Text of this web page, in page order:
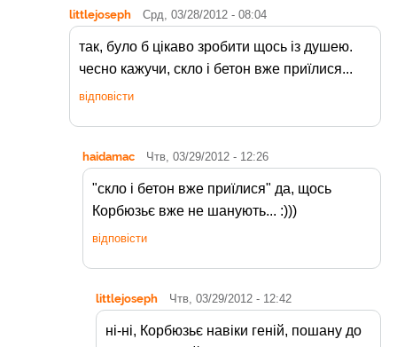
littlejoseph Срд, 03/28/2012 - 08:04
так, було б цікаво зробити щось із душею.
чесно кажучи, скло і бетон вже приїлися...
відповісти
haidamac Чтв, 03/29/2012 - 12:26
"скло і бетон вже приїлися" да, щось
Корбюзьє вже не шанують... :)))
відповісти
littlejoseph Чтв, 03/29/2012 - 12:42
ні-ні, Корбюзьє навіки геній, пошану до